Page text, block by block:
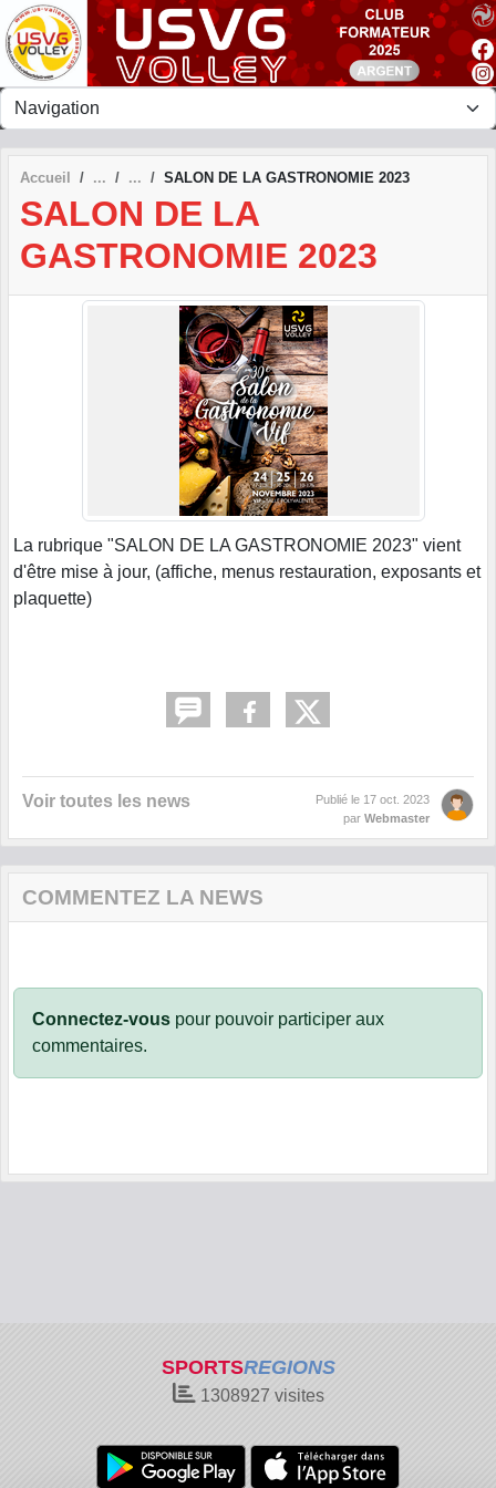
Accueil SALON DE LA GASTRONOMIE 2023
SALON DE LA
GASTRONOMIE 2023
La rubrique "SALON DE LA GASTRONOMIE 2023" vient
d'être mise à jour, (affiche, menus restauration, exposants et
plaquette)
Voir toutes les news Publié le 17 oct. 2023
par Webmaster
COMMENTEZ LA NEWS
Connectez-vous pour pouvoir participer aux
commentaires.
SPORTSREGIONS
1308927 visites
Panneau de gestion des cookies